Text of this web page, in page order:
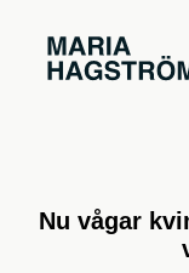
Nu vågar